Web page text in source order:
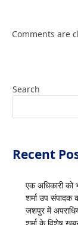
Comments are
Search
Recent
एक अधिकारी
शर्मा उप संपादक
जशपुर में